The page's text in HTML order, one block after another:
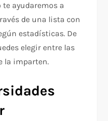
ayudaremos a
de una lista con
estadísticas. De
elegir entre las
la imparten.